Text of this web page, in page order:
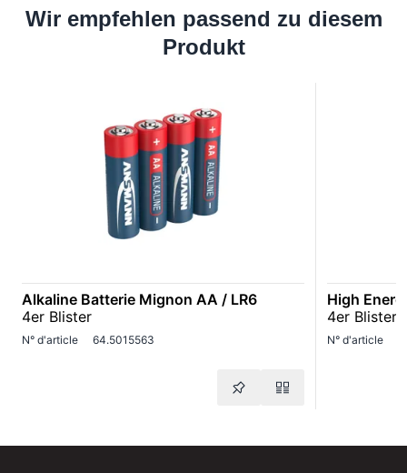
Wir empfehlen passend zu diesem
Produkt
Alkaline Batterie Mignon AA / LR6
4er Blister
N° d'article 64.5015563
High
4er Blister
N° d'article